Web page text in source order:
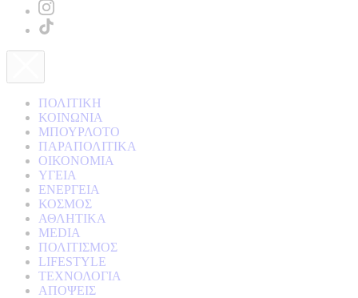
ΠΟΛΙΤΙΚΗ
ΚΟΙΝΩΝΙΑ
ΜΠΟΥΡΛΟΤΟ
ΠΑΡΑΠΟΛΙΤΙΚΑ
ΟΙΚΟΝΟΜΙΑ
ΥΓΕΙΑ
ΕΝΕΡΓΕΙΑ
ΚΟΣΜΟΣ
ΑΘΛΗΤΙΚΑ
MEDIA
ΠΟΛΙΤΙΣΜΟΣ
LIFESTYLE
ΤΕΧΝΟΛΟΓΙΑ
ΑΠΟΨΕΙΣ